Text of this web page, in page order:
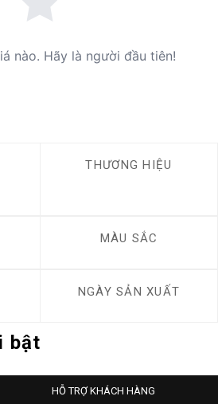
nào. Hãy là người đầu tiên!
THƯƠNG HIỆU
MÀU SẮC
NGÀY SẢN XUẤT
bật
HỖ TRỢ KHÁCH HÀNG